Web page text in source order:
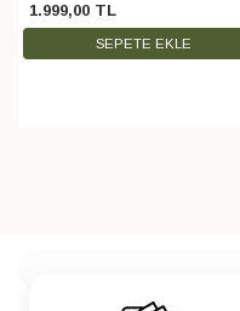
1.999,00 TL
SEPETE EKLE